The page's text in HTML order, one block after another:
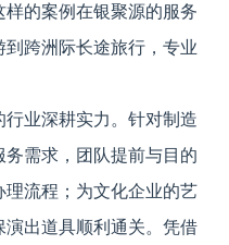
的案例在银聚源的服务
跨洲际长途旅行，专业
业深耕实力。针对制造
需求，团队提前与目的
理流程；为文化企业的艺
出道具顺利通关。凭借